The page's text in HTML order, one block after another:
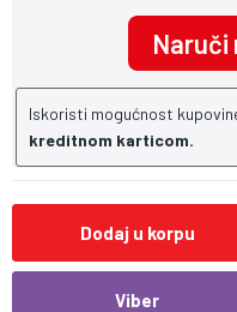
Naruči
Iskoristi mogućnost
kreditnom karticom.
Dodaj u korpu
Viber